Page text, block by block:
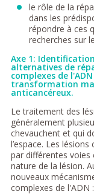
le rôle de la
dans les
répondre à ces
recherches sur
Axe 1:
alternatives de
complexes de
transformation
anticancéreux.
Le traitement des
généralement
chevauchent et qui
l’espace. Les
par différentes voies
nature de la lésion.
nouveaux
complexes de l'ADN :